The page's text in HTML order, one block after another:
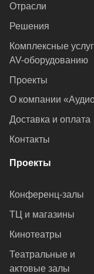
Отрасли
Решения
Комплексные
AV-оборудованию
Проекты
О компании
Доставка и оплата
Контакты
Проекты
Конференц-залы
ТЦ и магазины
Кинотеатры
Театральные и
актовые залы